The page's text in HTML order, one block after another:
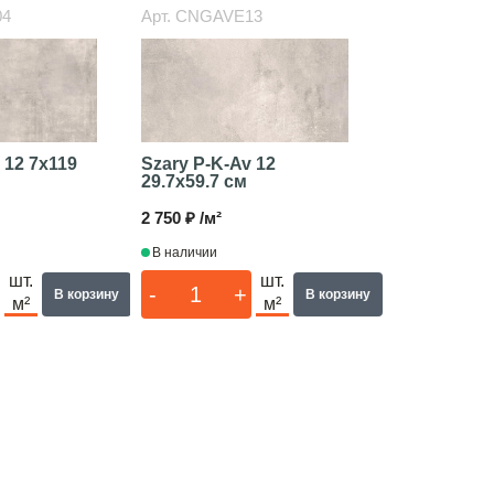
12 7x119
шт.
м²
В корзину
Арт. CNGAVE13
Szary P-K-Av 12
29.7x59.7 см
2 750 ₽ /м²
В наличии
- +
шт.
м²
В корзину